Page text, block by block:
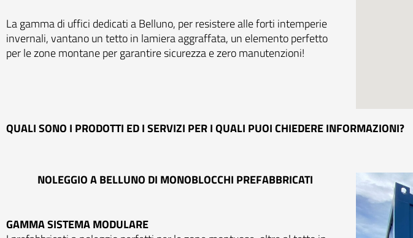
La gamma di uffici dedicati a Belluno, per resistere alle forti intemperie
invernali, vantano un tetto in lamiera aggraffata, un elemento perfetto
per le zone montane per garantire sicurezza e zero manutenzioni!
QUALI SONO I PRODOTTI ED I SERVIZI PER I QUALI PUOI CHIEDERE INFORMAZIONI?
NOLEGGIO A BELLUNO DI MONOBLOCCHI PREFABBRICATI
GAMMA SISTEMA MODULARE